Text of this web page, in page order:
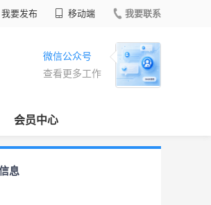
我要发布 移动端 我要联系
微信公众号
查看更多工作
会员中心
息